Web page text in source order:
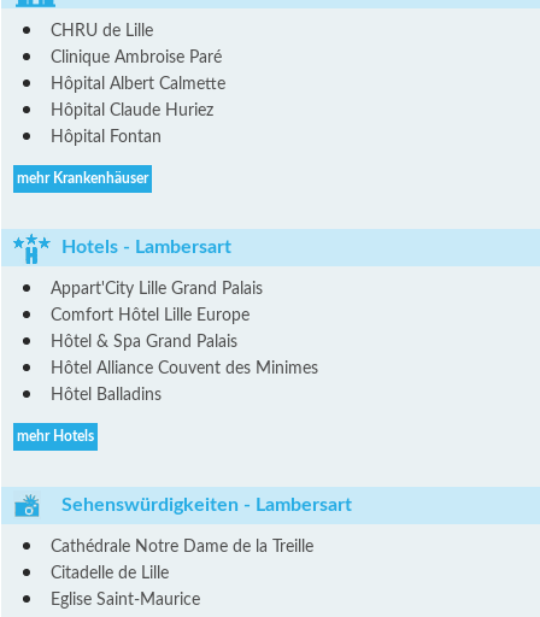
CHRU de Lille
Clinique Ambroise Paré
Hôpital Albert Calmette
Hôpital Claude Huriez
Hôpital Fontan
mehr Krankenhäuser
Hotels - Lambersart
Appart'City Lille Grand Palais
Comfort Hôtel Lille Europe
Hôtel & Spa Grand Palais
Hôtel Alliance Couvent des Minimes
Hôtel Balladins
mehr Hotels
Sehenswürdigkeiten - Lambersart
Cathédrale Notre Dame de la Treille
Citadelle de Lille
Eglise Saint-Maurice